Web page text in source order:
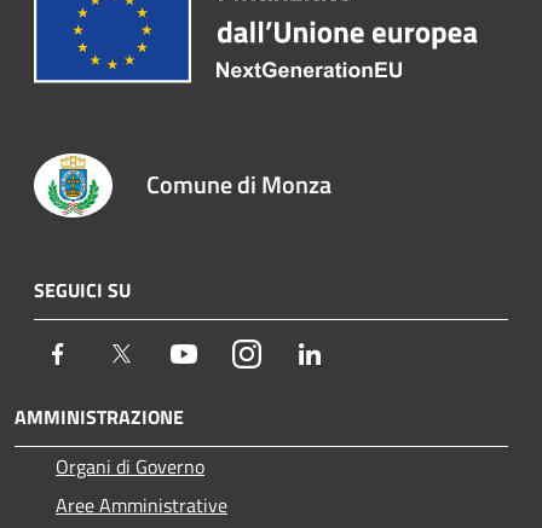
Comune di Monza
SEGUICI SU
Facebook Twitter YoutubeInstagram
AMMINISTRAZIONE
Organi di Governo
Aree Amministrative